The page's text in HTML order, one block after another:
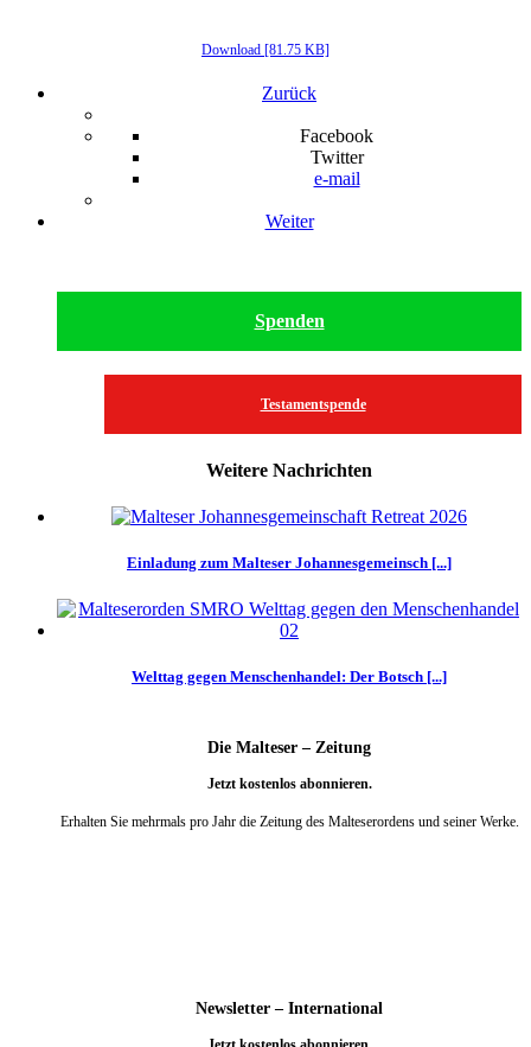
Download [81.75 KB]
Zurück
Facebook
Twitter
e-mail
Weiter
Spenden
Testamentspende
Weitere Nachrichten
Einladung zum Malteser Johannesgemeinsch [...]
Welttag gegen Menschenhandel: Der Botsch [...]
Die Malteser – Zeitung
Jetzt kostenlos abonnieren.
Erhalten Sie mehrmals pro Jahr die Zeitung des Malteserordens und seiner Werke.
Newsletter – International